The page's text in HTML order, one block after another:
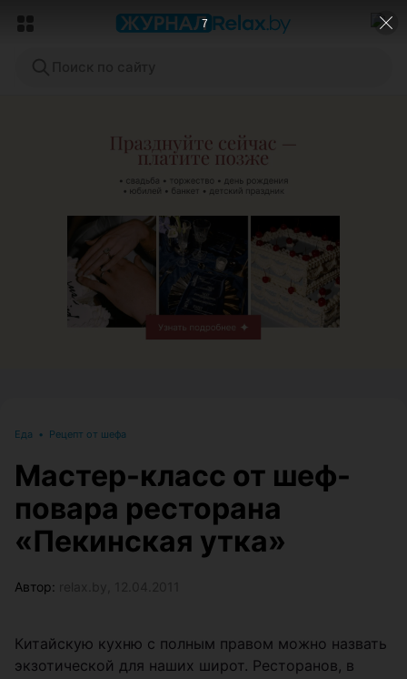
ЭФФЕКТИВНАЯ РЕКЛАМА НА САЙТЕ
Еда • Рецепт от шефа
Мастер-класс от шеф-
повара ресторана
«Пекинская утка»
Автор:
Китайскую кухню с полным правом можно назвать
экзотической для наших широт. Ресторанов, в
5